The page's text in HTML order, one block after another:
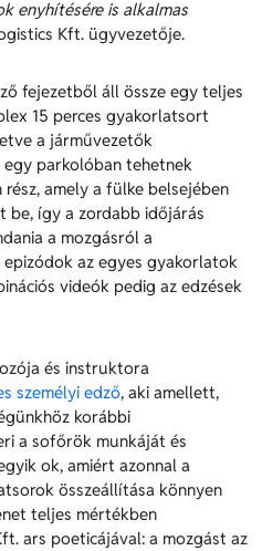
enyhítésére is alkalmas
Kft. ügyvezetője.
fejezetből áll össze egy teljes
15 perces gyakorlatsort
a járművezetők
egy parkolóban tehetnek
amely a fülke belsejében
így a zordabb időjárás
a mozgásról a
az egyes gyakorlatok
videók pedig az edzések
és instruktora
személyi edző, aki amellett,
korábbi
a sofőrök munkáját és
ok, amiért azonnal a
összeállítása könnyen
teljes mértékben
ars poeticájával: a mozgást az